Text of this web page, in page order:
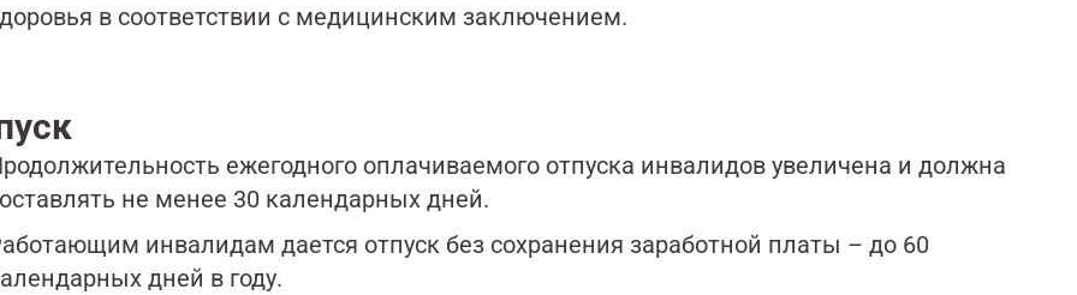
в соответствии с медицинским заключением.
ежегодного оплачиваемого отпуска инвалидов увеличена и должна
не менее 30 календарных дней.
инвалидам дается отпуск без сохранения заработной платы – до 60
дней в году.